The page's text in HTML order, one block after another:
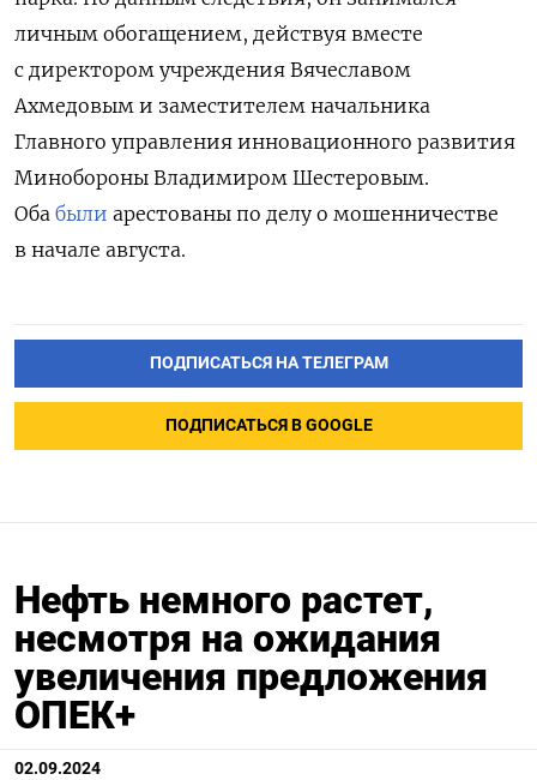
личным обогащением, действуя вместе
с директором учреждения Вячеславом
Ахмедовым и заместителем начальника
Главного управления инновационного развития
Минобороны Владимиром Шестеровым.
Оба были арестованы по делу о мошенничестве
в начале августа.
ПОДПИСАТЬСЯ НА ТЕЛЕГРАМ
ПОДПИСАТЬСЯ В GOOGLE
Нефть немного растет,
несмотря на ожидания
увеличения предложения
ОПЕК+
02.09.2024